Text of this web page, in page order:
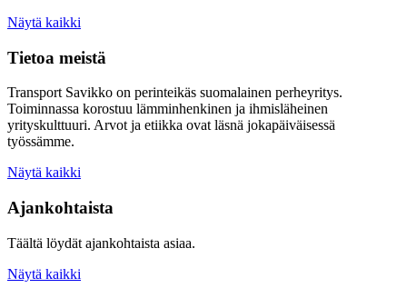
Näytä kaikki
Tietoa meistä
Transport Savikko on perinteikäs suomalainen perheyritys.
Toiminnassa korostuu lämminhenkinen ja ihmisläheinen
yrityskulttuuri. Arvot ja etiikka ovat läsnä jokapäiväisessä
työssämme.
Näytä kaikki
Ajankohtaista
Täältä löydät ajankohtaista asiaa.
Näytä kaikki